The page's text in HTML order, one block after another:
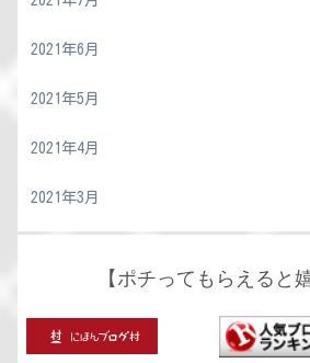
2021年6月
2021年5月
2021年4月
2021年3月
【ポチってもらえると